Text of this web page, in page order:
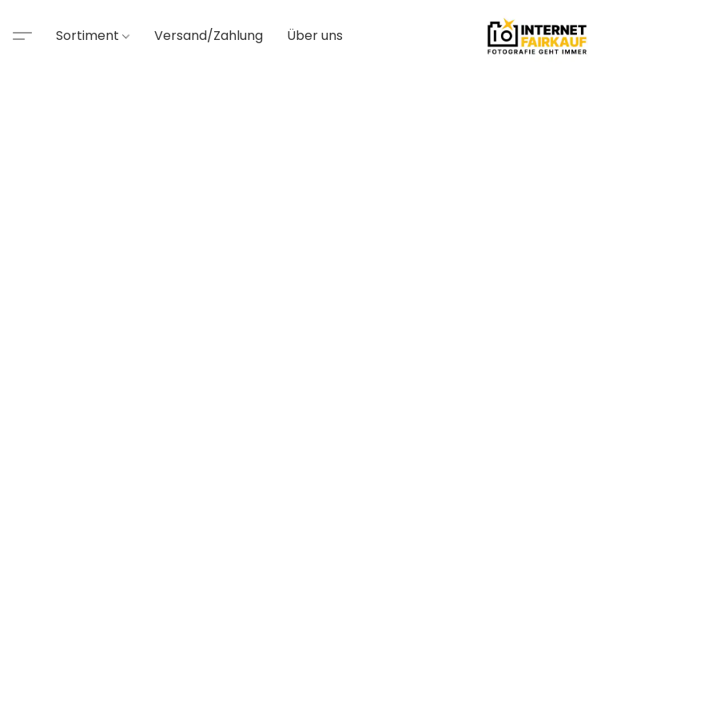
Sortiment Versand/Zahlung Über uns